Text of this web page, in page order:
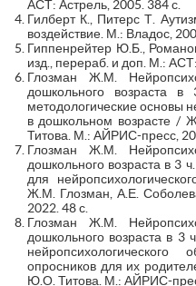
АСТ: Астрель, 2005. 384 с.
Гилберт К., Питерс Т.
воздействие. М.: Владос,
Гиппенрейтер Ю.Б.,
изд., перераб. и доп. М.:
Глозман Ж.М.
дошкольного возраста
методологические основы
в дошкольном возрасте /
Титова. М.: АЙРИС-пресс,
Глозман Ж.М.
дошкольного возраста в 3
для
Ж.М. Глозман, А.Е.
2022. 48 с.
Глозман Ж.М.
дошкольного возраста в 3
опросников для их
Ю.О. Титова. М.: АЙРИС-